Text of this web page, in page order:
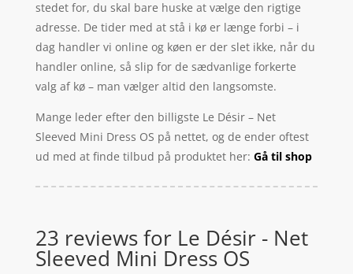
stedet for, du skal bare huske at vælge den rigtige
adresse. De tider med at stå i kø er længe forbi – i
dag handler vi online og køen er der slet ikke, når du
handler online, så slip for de sædvanlige forkerte
valg af kø – man vælger altid den langsomste.
Mange leder efter den billigste Le Désir – Net
Sleeved Mini Dress OS på nettet, og de ender oftest
ud med at finde tilbud på produktet her: Gå til shop
23 reviews for Le Désir - Net
Sleeved Mini Dress OS